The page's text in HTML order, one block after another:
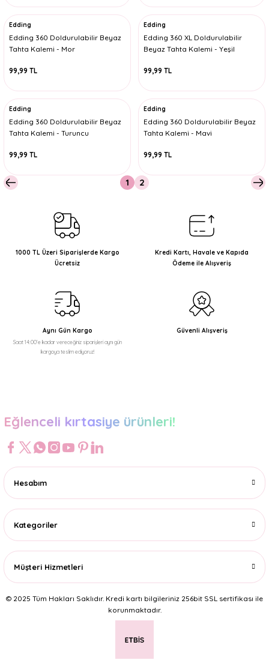
Edding
Edding 360 Doldurulabilir Beyaz
Tahta Kalemi - Mor
99,99 TL
Edding
Edding 360 XL Doldurulabilir
Beyaz Tahta Kalemi - Yeşil
99,99 TL
Edding
Edding 360 Doldurulabilir Beyaz
Tahta Kalemi - Turuncu
99,99 TL
Edding
Edding 360 Doldurulabilir Beyaz
Tahta Kalemi - Mavi
99,99 TL
1 2
1000 TL Üzeri Siparişlerde Kargo
Ücretsiz
Kredi Kartı, Havale ve Kapıda
Ödeme ile Alışveriş
Aynı Gün Kargo
Saat 14:00'e kadar vereceğiniz siparişleri aynı gün
kargoya teslim ediyoruz!
Güvenli Alışveriş
Eğlenceli kırtasiye ürünleri!
Hesabım
Kategoriler
Müşteri Hizmetleri
© 2025 Tüm Hakları Saklıdır. Kredi kartı bilgileriniz 256bit SSL sertifikası ile
korunmaktadır.